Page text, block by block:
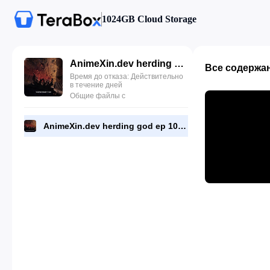
1024GB Cloud Storage
AnimeXin.dev herding god ep 10 eng.mp4
Время до отказа: Действительно
в течение дней
Общие файлы с
AnimeXin.dev herding god ep 10 eng.mp4
Все